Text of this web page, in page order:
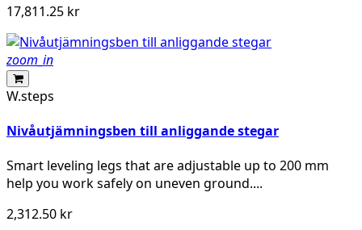
17,811.25 kr
zoom_in
W.steps
Nivåutjämningsben till anliggande stegar
Smart leveling legs that are adjustable up to 200 mm
help you work safely on uneven ground....
2,312.50 kr